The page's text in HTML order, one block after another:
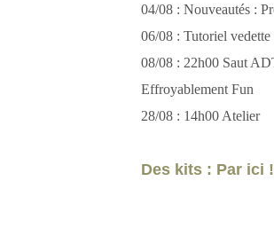
04/08 : Nouveautés :
06/08 : Tutoriel
08/08 : 22h00 Saut
Effroyablement Fun
28/08 : 14h00 Atelier
Des kits : Par ici !